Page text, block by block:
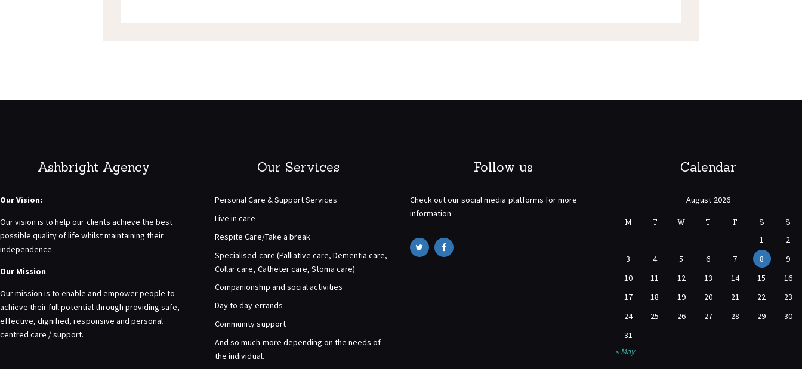
Ashbright Agency
Our Vision:
Our vision is to help our clients achieve the best
possible quality of life whilst maintaining their
independence.
Our Mission
Our mission is to enable and empower people to
achieve their full potential through providing safe,
effective, dignified, responsive and personal
centred care / support.
Our Services
Personal Care & Support Services
Live in care
Respite Care/Take a break
Specialised care (Palliative care, Dementia care,
Collar care, Catheter care, Stoma care)
Companionship and social activities
Day to day errands
Community support
And so much more depending on the needs of
the individual.
Follow us
Check out our social media platforms for more
information
Calendar
August 2026
M T W T F S S
1
2
3
4 5 6 7 8
9
10
11 12 13 14 15
16
17
18 19 20 21 22
23
24
25 26 27 28 29
30
31
« May